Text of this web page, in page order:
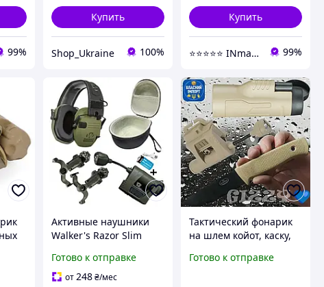
99%
Купить
Shop_Ukraine 100%
Купить
⭐️⭐️⭐️⭐️⭐️ INmag™ 99%
II
Активные наушники
Walker's Razor Slim
тактический фонарик
на шлем + защитный
Готово к отправке
от248 ₴/мес
Тактический фонарик
на шлем койот, каску,
Военный
Готово к отправке